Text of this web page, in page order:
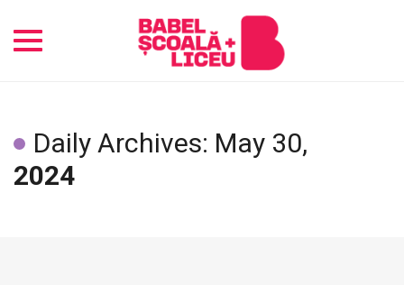
Toggle
Daily Archives: May 30,
2024